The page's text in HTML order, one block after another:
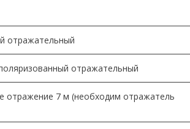
отражательный
отражательный
отражение 7 м (необходим отражатель